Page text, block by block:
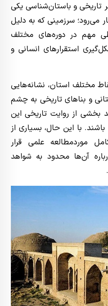
تاریخی و باستان‌شناسی یکی
می‌رود؛ سرزمینی که به دلیل
مهم در دوره‌های مختلف
استقرارهای انسانی و
مختلف استان، نشانه‌هایی
و بناهای تاریخی به چشم
بخشی از روایت تاریخی این
با این حال، بسیاری از
موردمطالعه علمی قرار
آن‌ها محدود به شواهد